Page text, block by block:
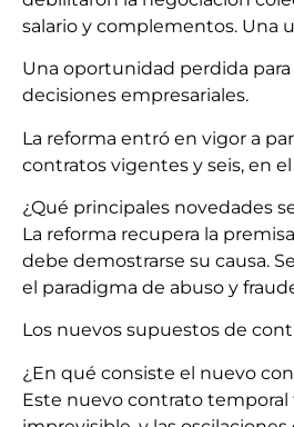
salario y complementos. Una
Una oportunidad perdida
decisiones empresariales.
La reforma entró en vigor a
contratos vigentes y seis, en
¿Qué principales novedades
La reforma recupera la
debe demostrarse su causa.
el paradigma de abuso y
Los nuevos supuestos de
¿En qué consiste el nuevo
Este nuevo contrato